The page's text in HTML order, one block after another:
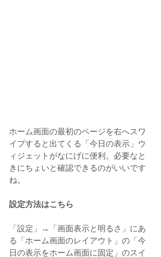
ホーム画面の最初のページを右へスワ
イプすると出てくる「今日の表示」ウ
ィジェットがなにげに便利。必要なと
きにちょいと確認できるのがいいです
ね。
設定方法はこちら
「設定」→「画面表示と明るさ」にあ
る「ホーム画面のレイアウト」の「今
日の表示をホーム画面に固定」のスイ